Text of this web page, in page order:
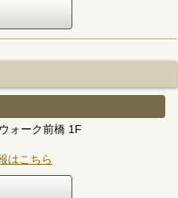
ォーク前橋 1F
はこちら